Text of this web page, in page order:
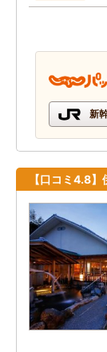
新
【口コミ4.8